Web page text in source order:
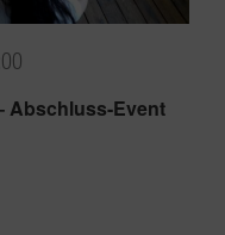
Abschluss-Event